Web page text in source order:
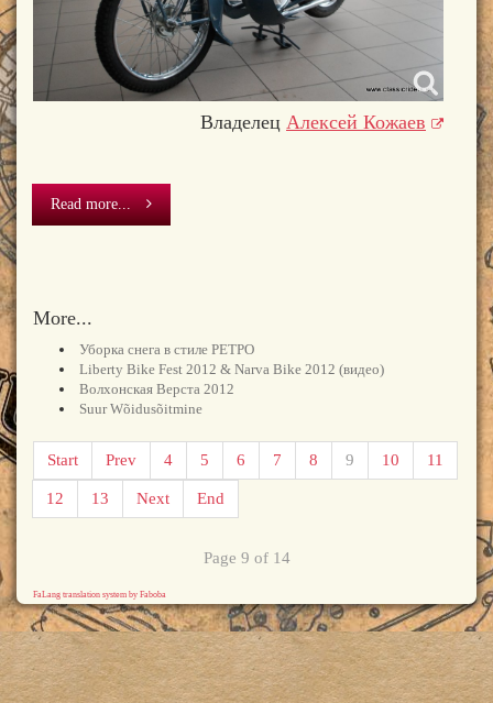
Владелец Алексей Кожаев
Read more...
More...
Уборка снега в стиле РЕТРО
Liberty Bike Fest 2012 & Narva Bike 2012 (видео)
Волхонская Верста 2012
Suur Wõidusõitmine
Start Prev 4 5 6 7 8 9 10 11
12 13 Next End
Page 9 of 14
FaLang translation system by Faboba